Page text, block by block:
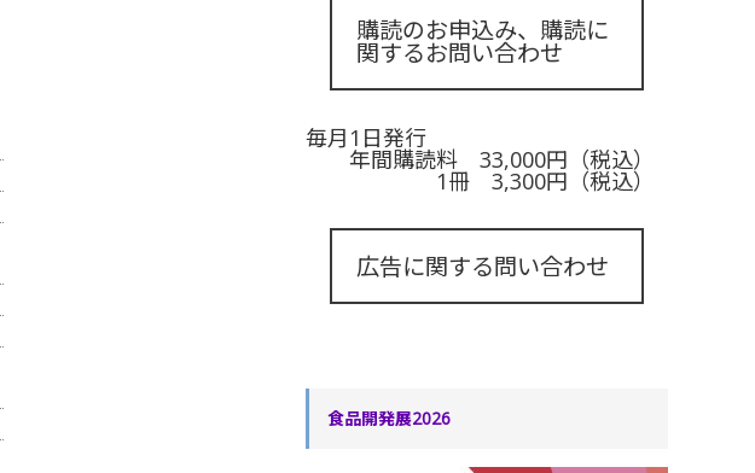
購読のお申込み、購読に
関するお問い合わせ
毎月1日発行
年間購読料 33,000円（税込）
1冊 3,300円（税込）
広告に関する問い合わせ
食品開発展2026